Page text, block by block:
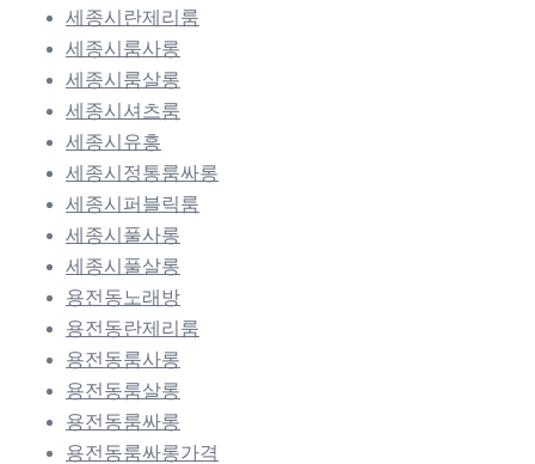
세종시란제리룸
세종시룸사롱
세종시룸살롱
세종시셔츠룸
세종시유흥
세종시정통룸싸롱
세종시퍼블릭룸
세종시풀사롱
세종시풀살롱
용전동노래방
용전동란제리룸
용전동룸사롱
용전동룸살롱
용전동룸싸롱
용전동룸싸롱가격